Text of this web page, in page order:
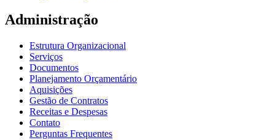
Administração
Estrutura Organizacional
Serviços
Documentos
Planejamento Orçamentário
Aquisições
Gestão de Contratos
Receitas e Despesas
Contato
Perguntas Frequentes